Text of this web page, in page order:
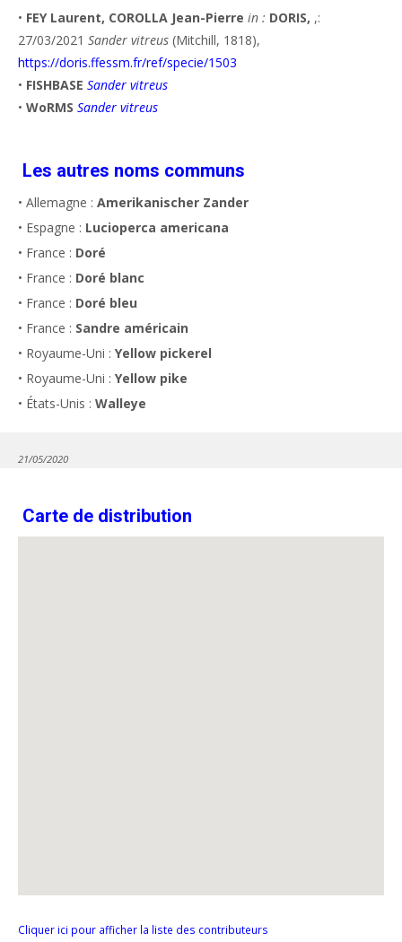
• FEY Laurent, COROLLA Jean-Pierre in : DORIS, ,:
27/03/2021 Sander vitreus (Mitchill, 1818),
https://doris.ffessm.fr/ref/specie/1503
• FISHBASE Sander vitreus
• WoRMS Sander vitreus
Les autres noms communs
• Allemagne : Amerikanischer Zander
• Espagne : Lucioperca americana
• France : Doré
• France : Doré blanc
• France : Doré bleu
• France : Sandre américain
• Royaume-Uni : Yellow pickerel
• Royaume-Uni : Yellow pike
• États-Unis : Walleye
21/05/2020
Carte de distribution
Cliquer ici pour afficher la liste des contributeurs